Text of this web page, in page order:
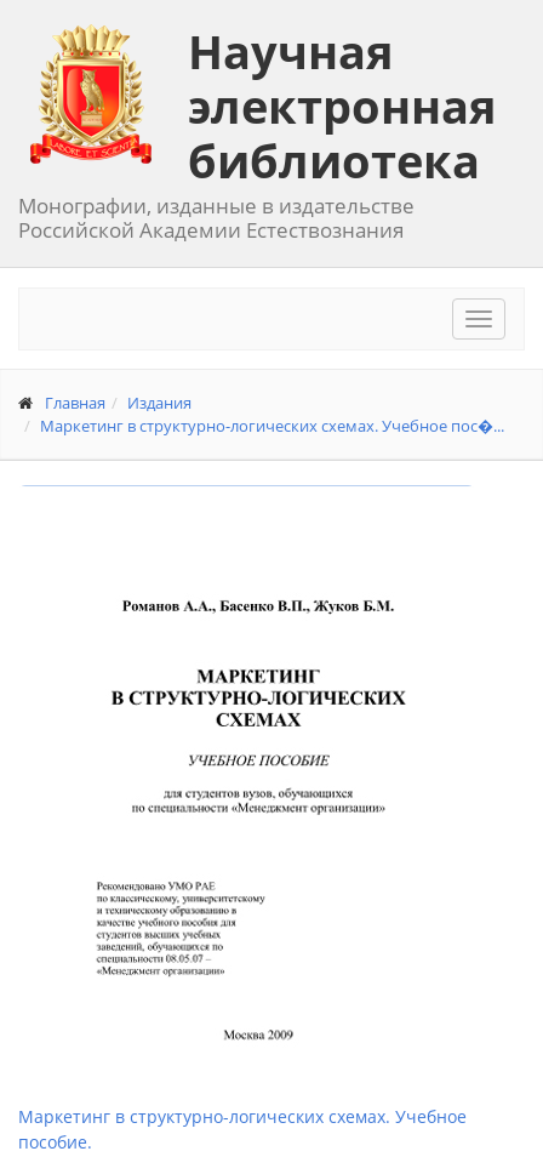
Научная
электронная
библиотека
Монографии, изданные в издательстве
Российской Академии Естествознания
Toggle
Главная
Издания
Маркетинг в структурно-логических схемах. Учебное пос�...
Маркетинг в структурно-логических схемах. Учебное
пособие.